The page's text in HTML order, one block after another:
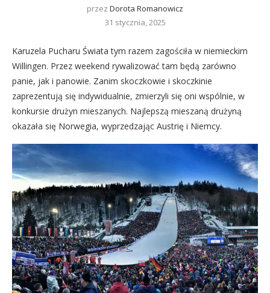
przez Dorota Romanowicz
31 stycznia, 2025
Karuzela Pucharu Świata tym razem zagościła w niemieckim
Willingen. Przez weekend rywalizować tam będą zarówno
panie, jak i panowie. Zanim skoczkowie i skoczkinie
zaprezentują się indywidualnie, zmierzyli się oni wspólnie, w
konkursie drużyn mieszanych. Najlepszą mieszaną drużyną
okazała się Norwegia, wyprzedzając Austrię i Niemcy.